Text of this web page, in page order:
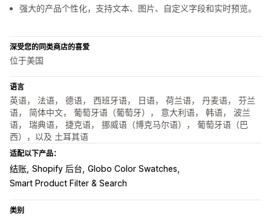
强大的产品个性化，支持文本、图片、自定义字段和实时预览。
深受您的同类商店的喜爱
位于美国
语言
英语， 法语， 德语， 西班牙语， 日语， 荷兰语， 丹麦语， 芬兰
语， 简体中文， 葡萄牙语（葡萄牙）， 意大利语， 韩语， 波兰
语， 瑞典语， 捷克语， 挪威语（博克马尔语）， 葡萄牙语（巴
西），以及 土耳其语
适配以下产品：
结账 Shopify 后台 Globo Color Swatches
Smart Product Filter & Search
类别